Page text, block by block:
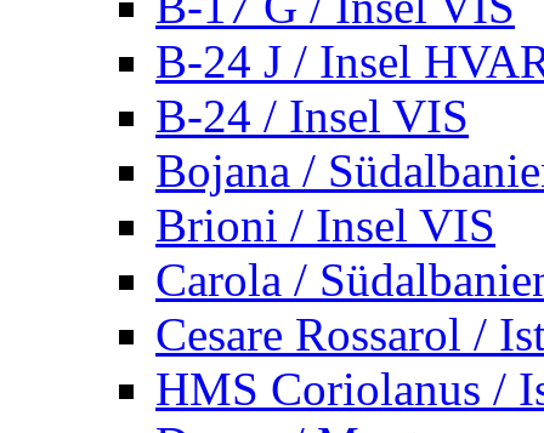
B-24 J / Insel
B-24 / Insel VIS
Bojana /
Brioni / Insel VIS
Carola /
Cesare Rossarol /
HMS Coriolanus /